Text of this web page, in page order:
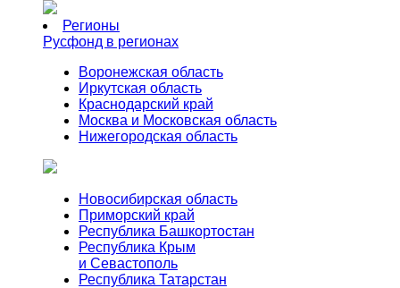
Регионы
Русфонд в регионах
Воронежская область
Иркутская область
Краснодарский край
Москва и Московская область
Нижегородская область
Новосибирская область
Приморский край
Республика Башкортостан
Республика Крым
и Севастополь
Республика Татарстан